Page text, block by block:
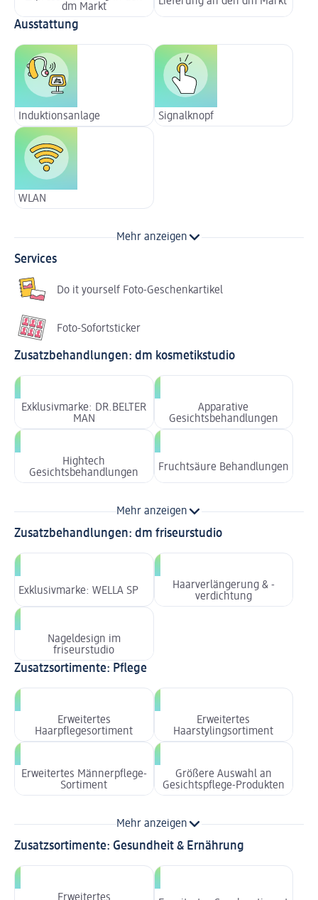
dm Markt
Ausstattung
Induktionsanlage Signalknopf
WLAN
Mehr anzeigen
Services
Do it yourself Foto-Geschenkartikel
Foto-Sofortsticker
Zusatzbehandlungen: dm kosmetikstudio
Exklusivmarke: DR.BELTER
MAN
Apparative
Gesichtsbehandlungen
Hightech
Gesichtsbehandlungen
Fruchtsäure Behandlungen
Mehr anzeigen
Zusatzbehandlungen: dm friseurstudio
Exklusivmarke: WELLA SP
Haarverlängerung & -
verdichtung
Nageldesign im
friseurstudio
Zusatzsortimente: Pflege
Erweitertes
Haarpflegesortiment
Erweitertes
Haarstylingsortiment
Erweitertes Männerpflege-
Sortiment
Größere Auswahl an
Gesichtspflege-Produkten
Mehr anzeigen
Zusatzsortimente: Gesundheit & Ernährung